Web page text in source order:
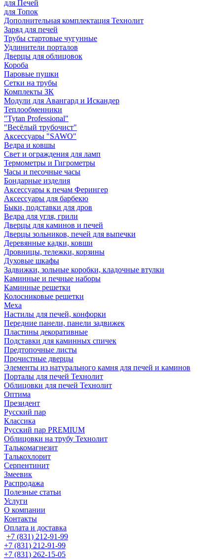
для Печей
для Топок
Дополнительная комплектация Технолит
Заряд для печей
Трубы стартовые чугунные
Удлинители порталов
Дверцы для облицовок
Короба
Паровые пушки
Сетки на трубы
Комплекты ЗК
Модули для Авангард и Искандер
Теплообменники
"Tytan Professional"
"Весёлый трубочист"
Аксессуары "SAWO"
Ведра и ковшы
Свет и ограждения для ламп
Термометры и Гигрометры
Часы и песочные часы
Бондарные изделия
Аксессуары к печам Ферингер
Аксессуары для барбекю
Быки, подставки для дров
Ведра для угля, грили
Дверцы для каминов и печей
Дверцы зольников, печей для выпечки
Деревянные кадки, ковши
Дровницы, тележки, корзины
Духовые шкафы
Задвижки, зольные коробки, кладочные втулки
Каминные и печные наборы
Каминные решетки
Колосниковые решетки
Меха
Настилы для печей, конфорки
Передние панели, панели задвижек
Пластины декоративные
Подставки для каминных спичек
Предтопочные листы
Прочистные дверцы
Элементы из натурального камня для печей и каминов
Порталы для печей Технолит
Облицовки для печей Технолит
Оптима
Президент
Русский пар
Классика
Русский пар PREMIUM
Облицовки на трубу Технолит
Талькомагнезит
Талькохлорит
Серпентинит
Змеевик
Распродажа
Полезные статьи
Услуги
О компании
Контакты
Оплата и доставка
+7 (831) 212-91-99
+7 (831) 212-91-99
+7 (831) 262-15-05